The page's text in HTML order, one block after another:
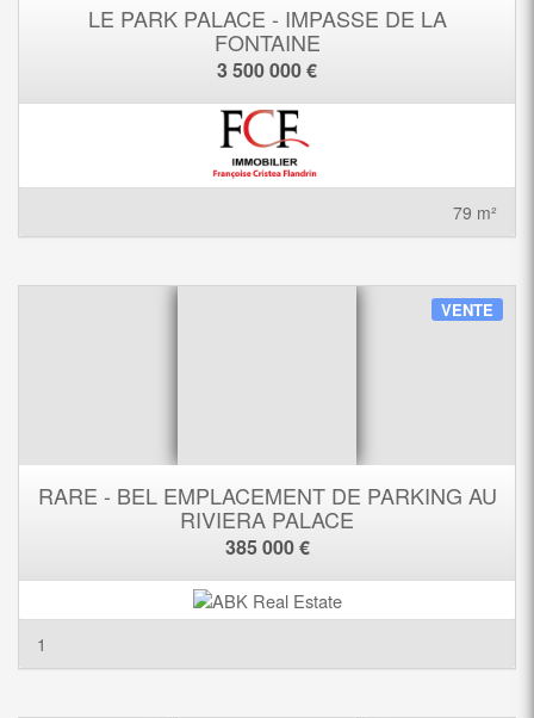
LE PARK PALACE - IMPASSE DE LA
FONTAINE
3 500 000 €
79 m²
VENTE
RARE - BEL EMPLACEMENT DE PARKING AU
RIVIERA PALACE
385 000 €
1